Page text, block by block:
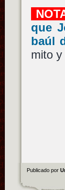
que
baúl
mito
Publicado por